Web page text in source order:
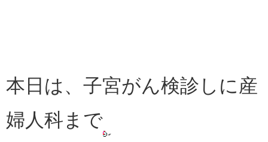
本日は、子宮がん検診しに産
婦人科まで